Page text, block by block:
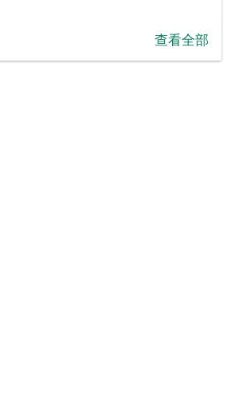
查看全部